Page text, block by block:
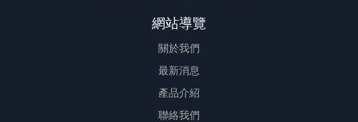
網站導覽
關於我們
最新消息
產品介紹
聯絡我們